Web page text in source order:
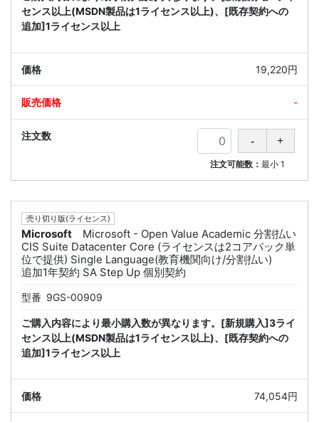
センス以上(MSDN製品は1ライセンス以上)、[既存契約への
追加]1ライセンス以上
19,220円
-
注文可能数：最小 1
売り切り版(ライセンス)
Microsoft
Microsoft - Open Value Academic 分割払い
CIS Suite Datacenter Core (ライセンスは2コアパック単
位で提供) Single Language(教育機関向け/分割払い)
追加1年契約 SA Step Up 個別契約
型番 9GS-00909
ご購入内容により最小購入数が異なります。[新規購入]3ライ
センス以上(MSDN製品は1ライセンス以上)、[既存契約への
追加]1ライセンス以上
74,054円